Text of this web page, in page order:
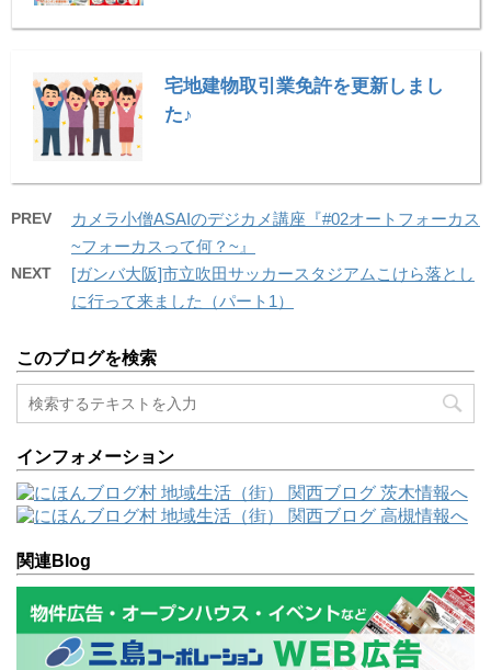
宅地建物取引業免許を更新しまし
た♪
PREV
カメラ小僧ASAIのデジカメ講座『#02オートフォーカス
~フォーカスって何？~』
NEXT
[ガンバ大阪]市立吹田サッカースタジアムこけら落とし
に行って来ました（パート1）
このブログを検索
インフォメーション
関連Blog